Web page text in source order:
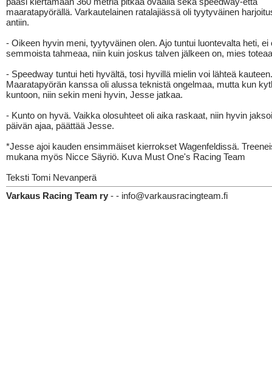
maaratapyörällä. Varkautelainen ratalajiässä oli tyytyväinen
antiin.
- Oikeen hyvin meni, tyytyväinen olen. Ajo tuntui luontevalta heti, ei
semmoista tahmeaa, niin kuin joskus talven jälkeen on, mies
- Speedway tuntui heti hyvältä, tosi hyvillä mielin voi lähteä kauteen.
Maaratapyörän kanssa oli alussa teknistä ongelmaa, mutta kun
kuntoon, niin sekin meni hyvin, Jesse jatkaa.
- Kunto on hyvä. Vaikka olosuhteet oli aika raskaat, niin hyvin
päivän ajaa, päättää Jesse.
*Jesse ajoi kauden ensimmäiset kierrokset Wagenfeldissä.
mukana myös Nicce Säyriö. Kuva Must One's Racing Team
Teksti Tomi Nevanperä
Varkaus Racing Team ry - - info@varkausracingteam.fi